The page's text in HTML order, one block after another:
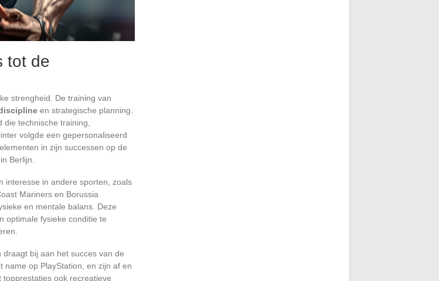
tot de
strengheid. De training van
en strategische planning.
technische training,
volgde een gepersonaliseerd
in zijn successen op de
Berlijn.
interesse in andere sporten, zoals
Mariners en Borussia
en mentale balans. Deze
optimale fysieke conditie te
bij aan het succes van de
name op PlayStation, en zijn af en
topprestaties ook recreatieve